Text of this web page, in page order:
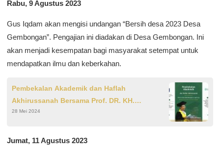
Rabu, 9 Agustus 2023
Gus Iqdam akan mengisi undangan “Bersih desa 2023 Desa
Gembongan”. Pengajian ini diadakan di Desa Gembongan. Ini
akan menjadi kesempatan bagi masyarakat setempat untuk
mendapatkan ilmu dan keberkahan.
Pembekalan Akademik dan Haflah
Akhirussanah Bersama Prof. DR. KH.
Mustaqim, S. Ag, M. Ag di MA Peradaban
28 Mei 2024
Jumat, 11 Agustus 2023